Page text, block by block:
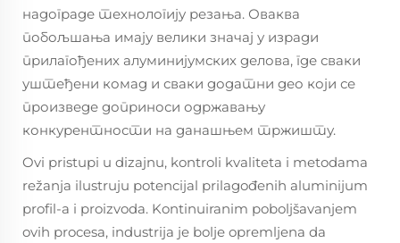
надограде технологију резања. Оваква
побољшања имају велики значај у изради
прилагођених алуминијумских делова, где сваки
уштеђени комад и сваки додатни део који се
произведе доприноси одржавању
конкурентности на данашњем тржишту.
Ovi pristupi u dizajnu, kontroli kvaliteta i metodama
režanja ilustruju potencijal prilagođenih aluminijum
profil-a i proizvoda. Kontinuiranim poboljšavanjem
ovih procesa, industrija je bolje opremljena da